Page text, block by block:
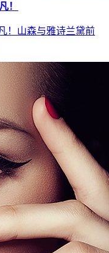
！
！山森与雅诗兰黛前